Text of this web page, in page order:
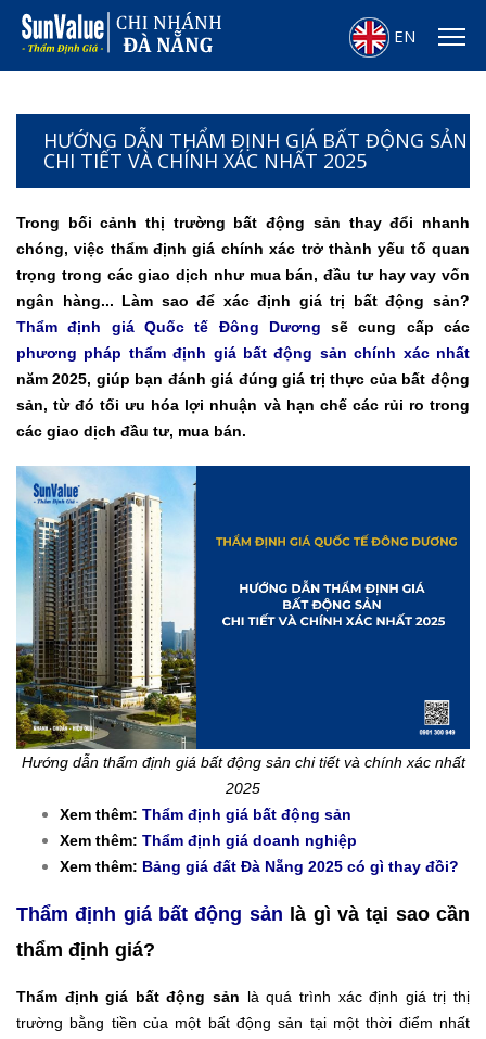
EN
HƯỚNG DẪN THẨM ĐỊNH GIÁ BẤT ĐỘNG SẢN
CHI TIẾT VÀ CHÍNH XÁC NHẤT 2025
Trong bối cảnh thị trường bất động sản thay đổi nhanh
chóng, việc thẩm định giá chính xác trở thành yếu tố quan
trọng trong các giao dịch như mua bán, đầu tư hay vay vốn
ngân hàng... Làm sao để xác định giá trị bất động sản?
Thẩm định giá Quốc tế Đông Dương sẽ cung cấp các
phương pháp thẩm định giá bất động sản chính xác nhất
năm 2025, giúp bạn đánh giá đúng giá trị thực của bất động
sản, từ đó tối ưu hóa lợi nhuận và hạn chế các rủi ro trong
các giao dịch đầu tư, mua bán.
Hướng dẫn thẩm định giá bất động sản chi tiết và chính xác nhất
2025
Xem thêm: Thẩm định giá bất động sản
Xem thêm: Thẩm định giá doanh nghiệp
Xem thêm: Bảng giá đất Đà Nẵng 2025 có gì thay đồi?
Thẩm định giá bất động sản là gì và tại sao cần
thẩm định giá?
Thẩm định giá bất động sản là quá trình xác định giá trị thị
trường bằng tiền của một bất động sản tại một thời điểm nhất